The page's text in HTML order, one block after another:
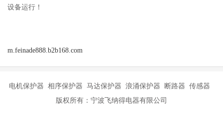
设备运行！
m.feinade888.b2b168.com
电机保护器 相序保护器 马达保护器 浪涌保护器 断路器 传感器
版权所有：宁波飞纳得电器有限公司